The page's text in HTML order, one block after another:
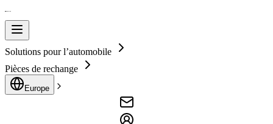
Solutions pour l’automobile
Pièces de rechange
Europe